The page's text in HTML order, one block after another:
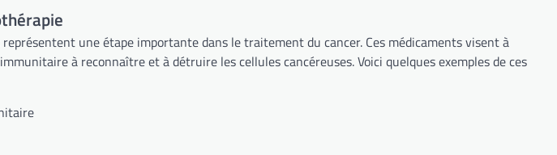
représentent une étape importante dans le traitement du cancer. Ces médicaments visent à
à reconnaître et à détruire les cellules cancéreuses. Voici quelques exemples de ces